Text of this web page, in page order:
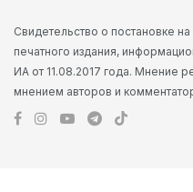
Свидетельство о постановке
печатного издания,
ИА от 11.08.2017 года. Мнение
мнением авторов и